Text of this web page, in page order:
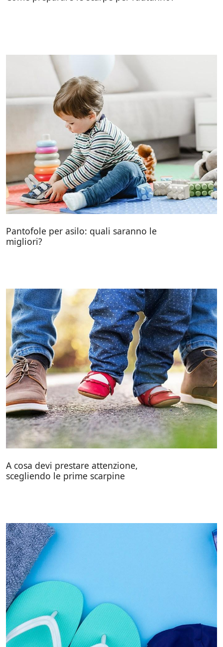
Pantofole per asilo: quali saranno le
migliori?
A cosa devi prestare attenzione,
scegliendo le prime scarpine